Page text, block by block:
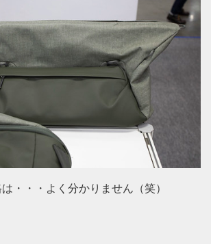
・・・よく分かりません（笑）